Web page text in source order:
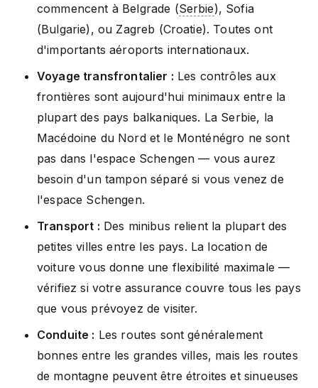
commencent à Belgrade (Serbie), Sofia
(Bulgarie), ou Zagreb (Croatie). Toutes ont
d'importants aéroports internationaux.
Voyage transfrontalier : Les contrôles aux
frontières sont aujourd'hui minimaux entre la
plupart des pays balkaniques. La Serbie, la
Macédoine du Nord et le Monténégro ne sont
pas dans l'espace Schengen — vous aurez
besoin d'un tampon séparé si vous venez de
l'espace Schengen.
Transport : Des minibus relient la plupart des
petites villes entre les pays. La location de
voiture vous donne une flexibilité maximale —
vérifiez si votre assurance couvre tous les pays
que vous prévoyez de visiter.
Conduite : Les routes sont généralement
bonnes entre les grandes villes, mais les routes
de montagne peuvent être étroites et sinueuses